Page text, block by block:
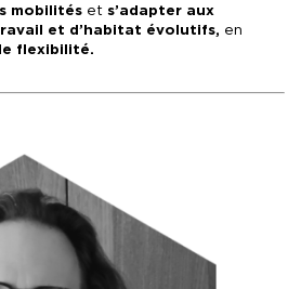
mobilités et s’adapter aux
et d’habitat évolutifs, en
flexibilité.